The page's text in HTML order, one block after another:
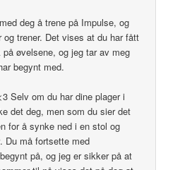
deg å trene på Impulse, og
og trener. Det vises at du har fått
øvelsene, og jeg tar av meg
begynt med.
Selv om du har dine plager i
det deg, men som du sier det
for å synke ned i en stol og
Du må fortsette med
på, og jeg er sikker på at